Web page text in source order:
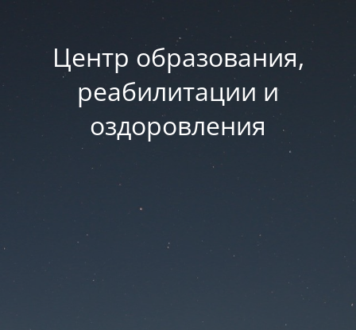
Центр образования,
реабилитации и
оздоровления